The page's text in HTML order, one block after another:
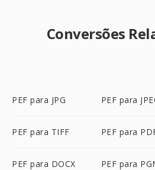
Conversões
PEF para JPG PEF para
PEF para TIFF PEF para
PEF para DOCX PEF para